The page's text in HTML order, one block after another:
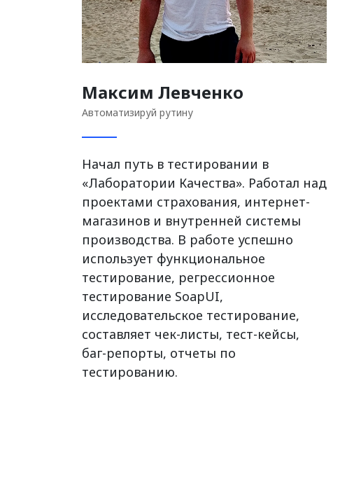
Максим Левченко
Автоматизируй рутину
Начал путь в тестировании в
«Лаборатории Качества». Работал над
проектами страхования, интернет-
магазинов и внутренней системы
производства. В работе успешно
использует функциональное
тестирование, регрессионное
тестирование SoapUI,
исследовательское тестирование,
составляет чек-листы, тест-кейсы,
баг-репорты, отчеты по
тестированию.